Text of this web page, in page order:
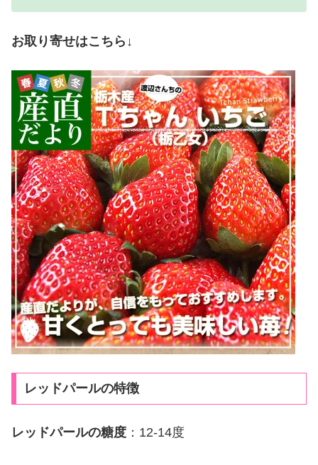
お取り寄せはこちら↓
レッドパールの特徴
レッドパールの糖度 ：12-14度